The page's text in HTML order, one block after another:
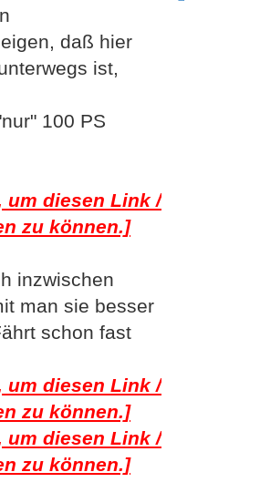
daß hier
ist,
100 PS
um diesen Link /
zu können.]
inzwischen
man sie besser
schon fast
um diesen Link /
zu können.]
um diesen Link /
zu können.]